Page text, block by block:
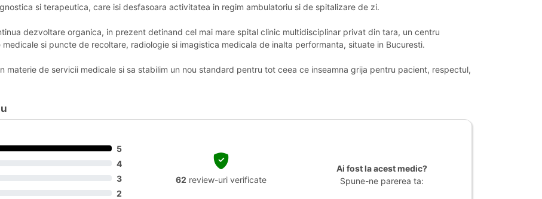
si terapeutica, care isi desfasoara activitatea in regim ambulatoriu si de spitalizare de zi.
dezvoltare organica, in prezent detinand cel mai mare spital clinic multidisciplinar privat din tara, un centru
si puncte de recoltare, radiologie si imagistica medicala de inalta performanta, situate in Bucuresti.
materie de servicii medicale si sa stabilim un nou standard pentru tot ceea ce inseamna grija pentru pacient, respectul,
5
4
3
2
62 review-uri verificate
Ai fost la acest medic?
Spune-ne parerea ta: